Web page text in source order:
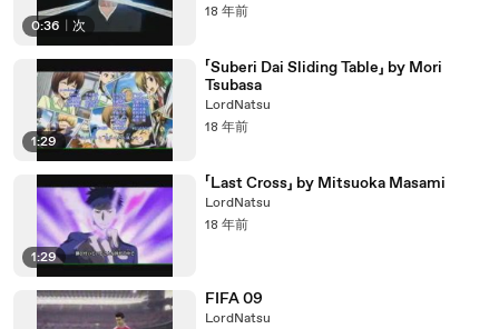
0:36 次
18 年前
1:29
「Suberi Dai Sliding Table」 by Mori
Tsubasa
LordNatsu
18 年前
1:29
「Last Cross」 by Mitsuoka Masami
LordNatsu
18 年前
FIFA 09
LordNatsu